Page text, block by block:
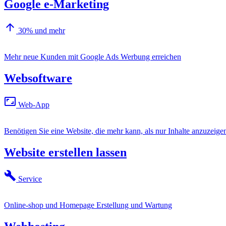
Google e-Marketing
arrow_upward 30% und mehr
Mehr neue Kunden mit Google Ads Werbung erreichen
Websoftware
aspect_ratio Web-App
Benötigen Sie eine Website, die mehr kann, als nur Inhalte
Website erstellen lassen
build Service
Online-shop und Homepage Erstellung und Wartung